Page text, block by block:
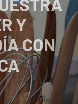
Y
CON